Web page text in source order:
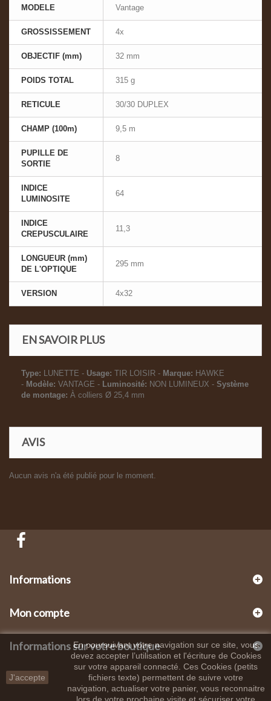
MODELE Vantage
GROSSISSEMENT 4x
OBJECTIF (mm) 32 mm
POIDS TOTAL 315 g
RETICULE 30/30 DUPLEX
CHAMP (100m) 9,5 m
PUPILLE DE
SORTIE
8
INDICE
LUMINOSITE
64
INDICE
CREPUSCULAIRE
11,3
LONGUEUR (mm)
DE L'OPTIQUE
295 mm
VERSION 4x32
EN SAVOIR PLUS
Type: LUNETTE - Usage: TIR LOISIR - Marque: HAWKE
- Modèle: VANTAGE - Luminosité: NON LUMINEUX - Système
de montage: À colliers Ø 25,4 mm
AVIS
Aucun avis n'a été publié pour le moment.
Informations
Mon compte
Informations sur votre boutique
J'accepte
En poursuivant votre navigation sur ce site, vous
devez accepter l’utilisation et l'écriture de Cookies
sur votre appareil connecté. Ces Cookies (petits
fichiers texte) permettent de suivre votre
navigation, actualiser votre panier, vous reconnaitre